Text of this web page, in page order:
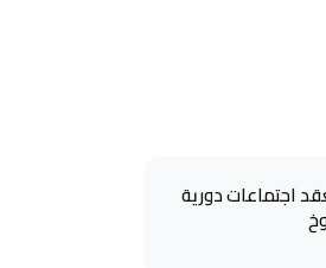
اجتماعات دورية